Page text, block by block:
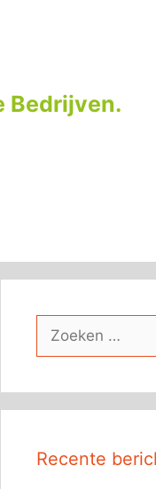
Bedrijven.
naar:
Recente